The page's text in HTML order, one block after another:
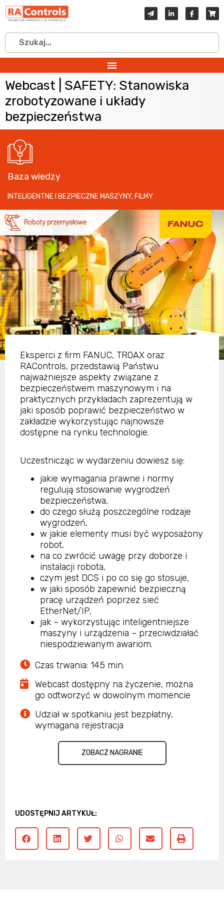
Baza wiedzy
INTELIGENTNE I BEZPIECZNE MASZYNY, FILMY
Webcast | SAFETY: Stanowiska
zrobotyzowane i układy
bezpieczeństwa
Eksperci z firm FANUC, TROAX oraz
RAControls, przedstawią Państwu
najważniejsze aspekty związane z
bezpieczeństwem maszynowym i na
praktycznych przykładach zaprezentują w
jaki sposób poprawić bezpieczeństwo w
zakładzie wykorzystując najnowsze
dostępne na rynku technologie.
Uczestnicząc w wydarzeniu dowiesz się:
jakie wymagania prawne i normy
regulują stosowanie wygrodzeń
bezpieczeństwa,
do czego służą poszczególne rodzaje
wygrodzeń,
w jakie elementy musi być wyposażony
robot,
na co zwrócić uwagę przy doborze i
instalacji robota,
czym jest DCS i po co się go stosuje,
w jaki sposób zapewnić bezpieczną
pracę urządzeń poprzez sieć
EtherNet/IP,
jak – wykorzystując inteligentniejsze
maszyny i urządzenia – przeciwdziałać
niespodziewanym awariom.
Czas trwania: 145 min.
Webcast dostępny na życzenie, można
go odtworzyć w dowolnym momencie
Udział w spotkaniu jest bezpłatny,
wymagana rejestracja
ZOBACZ NAGRANIE
UDOSTĘPNIJ ARTYKUŁ: